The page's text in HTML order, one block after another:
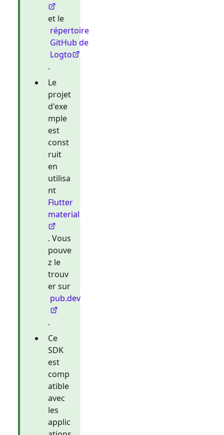
et le
répertoire
GitHub de
Logto
.
Le
projet
d'exe
mple
est
const
ruit
en
utilisa
nt
Flutter
material
. Vous
pouve
z le
trouv
er sur
pub.dev
.
Ce
SDK
est
comp
atible
avec
les
applic